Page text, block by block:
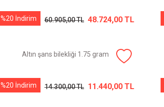
%20 İndirim 60.905,00 TL 48.724,00 TL
Altın şans bilekliği 1.75 gram
%20 İndirim 14.300,00 TL 11.440,00 TL